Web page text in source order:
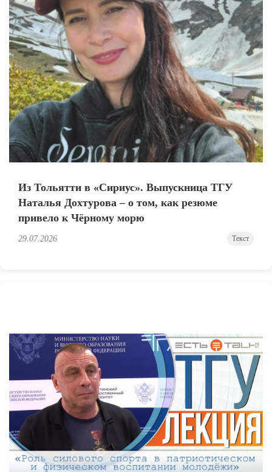
Из Тольятти в «Сириус». Выпускница ТГУ
Наталья Дохтурова – о том, как резюме
привело к Чёрному морю
29.07.2026 Текст